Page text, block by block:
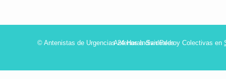
© Antenistas de Urgencias 24 Horas San Pedro
Antenas Individuales y Colectivas en